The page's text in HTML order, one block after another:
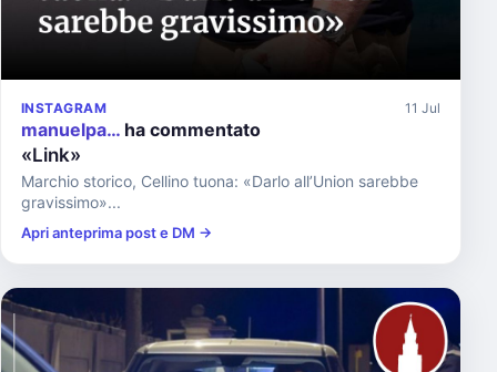
INSTAGRAM 11 Jul
manuelpa… ha commentato
«Link»
Marchio storico, Cellino tuona: «Darlo all’Union sarebbe
gravissimo»...
Apri anteprima post e DM →